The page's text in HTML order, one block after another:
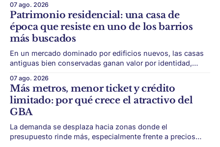
éxito de un desarrollo inmobiliario ya no depende solo de
conseguir un buen terreno. En un mercado más exigente,
la estructura financiera, legal
07 ago. 2026
Patrimonio residencial: una casa de
época que resiste en uno de los barrios
más buscados
En un mercado dominado por edificios nuevos, las casas
antiguas bien conservadas ganan valor por identidad,
algunas piezas residenciales que cuentan otra historia del
barrio. En medio de torres, edificios nuevos y proyectos
premium, todavía aparecen casas de más de 100 años
07 ago. 2026
Más metros, menor ticket y crédito
limitado: por qué crece el atractivo del
GBA
La demanda se desplaza hacia zonas donde el
presupuesto rinde más, especialmente frente a precios